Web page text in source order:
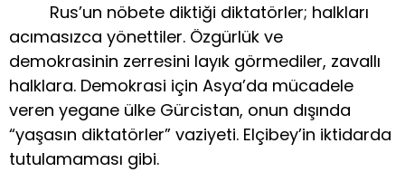
Rus’un nöbete diktiği diktatörler; halkları
acımasızca yönettiler. Özgürlük ve
demokrasinin zerresini layık görmediler, zavallı
halklara. Demokrasi için Asya’da mücadele
veren yegane ülke Gürcistan, onun dışında
“yaşasın diktatörler” vaziyeti. Elçibey’in iktidarda
tutulamaması gibi.